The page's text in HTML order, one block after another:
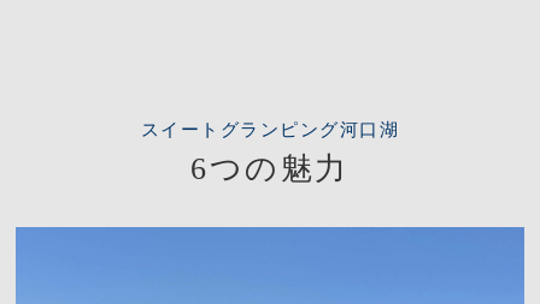
スイートグランピング河口湖
6つの魅力